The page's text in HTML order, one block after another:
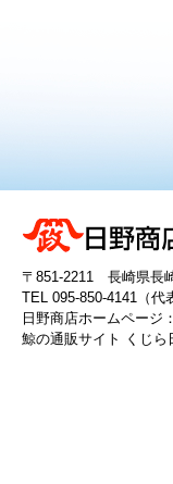
〒851-2211 長崎県長
TEL 095-850-4141（
日野商店ホームページ：
鯨の通販サイト くじら